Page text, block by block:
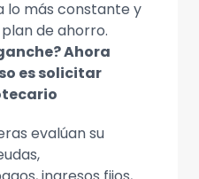
lo más constante y
de ahorro.
Ahora
es solicitar
evalúan su